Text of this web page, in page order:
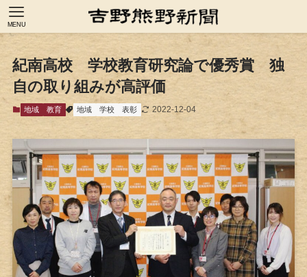
MENU
紀南高校 学校教育研究論で優秀賞 独
自の取り組みが高評価
地域 教育 地域 学校 表彰 2022-12-04